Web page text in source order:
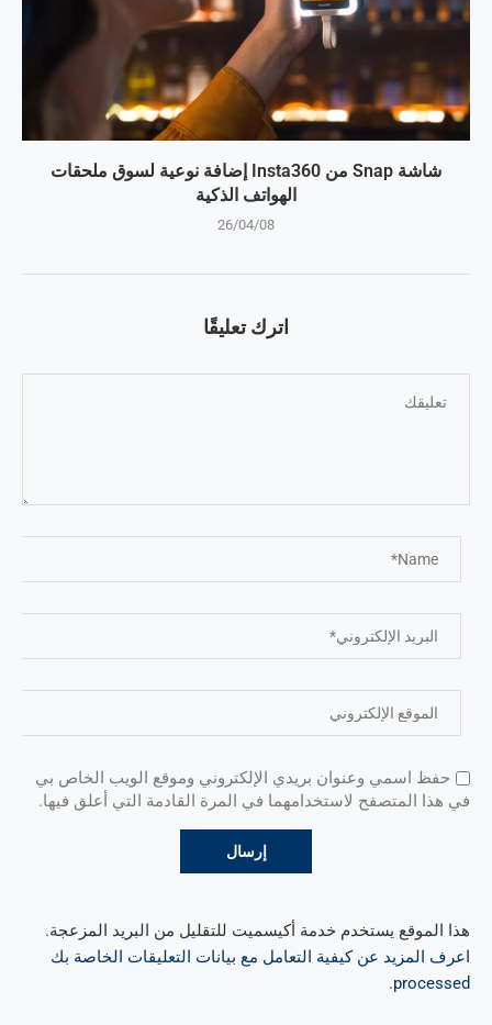
شاشة Snap من Insta360 إضافة نوعية لسوق ملحقات
الهواتف الذكية
26/04/08
اترك تعليقًا
حفظ اسمي وعنوان بريدي الإلكتروني وموقع الويب الخاص بي
في هذا المتصفح لاستخدامهما في المرة القادمة التي أعلق فيها.
هذا الموقع يستخدم خدمة أكيسميت للتقليل من البريد المزعجة.
اعرف المزيد عن كيفية التعامل مع بيانات التعليقات الخاصة بك
processed
.